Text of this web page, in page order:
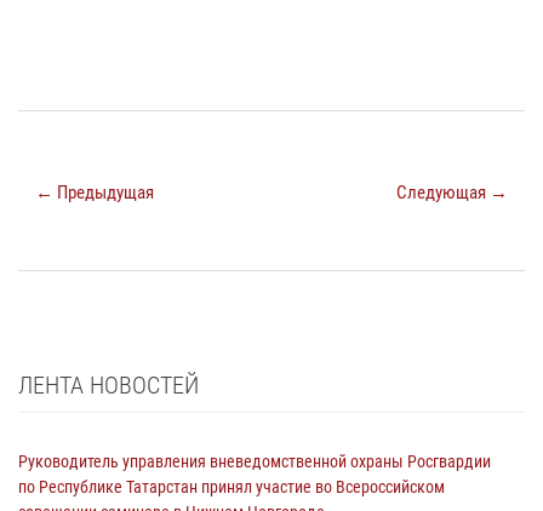
← Предыдущая Следующая →
ЛЕНТА НОВОСТЕЙ
Руководитель управления вневедомственной охраны Росгвардии
по Республике Татарстан принял участие во Всероссийском